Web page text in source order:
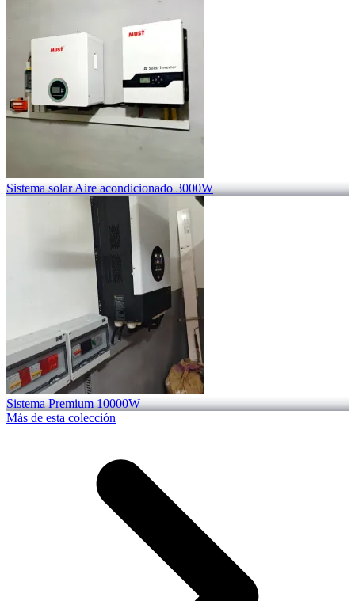
Sistema solar Aire acondicionado 3000W
Sistema Premium 10000W
Más de esta colección